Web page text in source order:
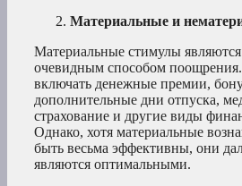
Материальные и
Материальные стимулы
очевидным способом
включать денежные премии,
дополнительные дни отпуска,
страхование и другие виды
Однако, хотя материальные
быть весьма эффективны, они
являются оптимальными.